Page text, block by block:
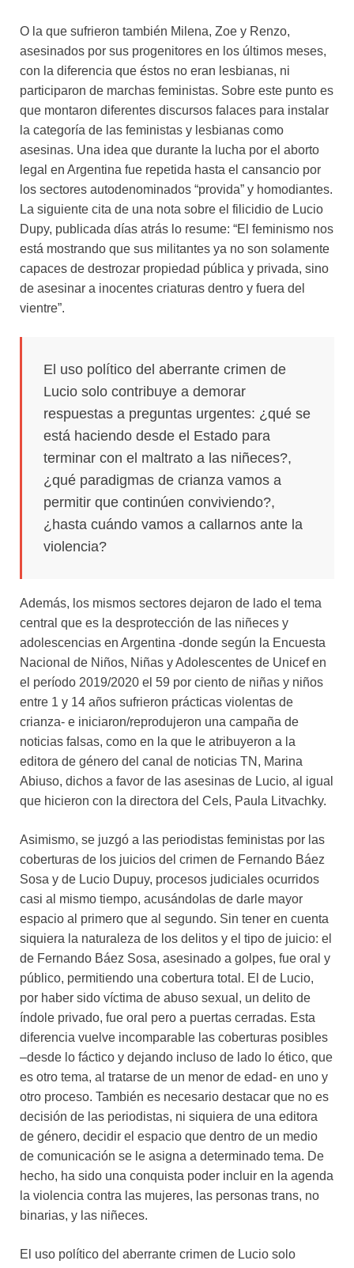
O la que sufrieron también Milena, Zoe y Renzo,
asesinados por sus progenitores en los últimos meses,
con la diferencia que éstos no eran lesbianas, ni
participaron de marchas feministas. Sobre este punto es
que montaron diferentes discursos falaces para instalar
la categoría de las feministas y lesbianas como
asesinas. Una idea que durante la lucha por el aborto
legal en Argentina fue repetida hasta el cansancio por
los sectores autodenominados “provida” y homodiantes.
La siguiente cita de una nota sobre el filicidio de Lucio
Dupy, publicada días atrás lo resume: “El feminismo nos
está mostrando que sus militantes ya no son solamente
capaces de destrozar propiedad pública y privada, sino
de asesinar a inocentes criaturas dentro y fuera del
vientre”.
El uso político del aberrante crimen de
Lucio solo contribuye a demorar
respuestas a preguntas urgentes: ¿qué se
está haciendo desde el Estado para
terminar con el maltrato a las niñeces?,
¿qué paradigmas de crianza vamos a
permitir que continúen conviviendo?,
¿hasta cuándo vamos a callarnos ante la
violencia?
Además, los mismos sectores dejaron de lado el tema
central que es la desprotección de las niñeces y
adolescencias en Argentina -donde según la Encuesta
Nacional de Niños, Niñas y Adolescentes de Unicef en
el período 2019/2020 el 59 por ciento de niñas y niños
entre 1 y 14 años sufrieron prácticas violentas de
crianza- e iniciaron/reprodujeron una campaña de
noticias falsas, como en la que le atribuyeron a la
editora de género del canal de noticias TN, Marina
Abiuso, dichos a favor de las asesinas de Lucio, al igual
que hicieron con la directora del Cels, Paula Litvachky.
Asimismo, se juzgó a las periodistas feministas por las
coberturas de los juicios del crimen de Fernando Báez
Sosa y de Lucio Dupuy, procesos judiciales ocurridos
casi al mismo tiempo, acusándolas de darle mayor
espacio al primero que al segundo. Sin tener en cuenta
siquiera la naturaleza de los delitos y el tipo de juicio: el
de Fernando Báez Sosa, asesinado a golpes, fue oral y
público, permitiendo una cobertura total. El de Lucio,
por haber sido víctima de abuso sexual, un delito de
índole privado, fue oral pero a puertas cerradas. Esta
diferencia vuelve incomparable las coberturas posibles
–desde lo fáctico y dejando incluso de lado lo ético, que
es otro tema, al tratarse de un menor de edad- en uno y
otro proceso. También es necesario destacar que no es
decisión de las periodistas, ni siquiera de una editora
de género, decidir el espacio que dentro de un medio
de comunicación se le asigna a determinado tema. De
hecho, ha sido una conquista poder incluir en la agenda
la violencia contra las mujeres, las personas trans, no
binarias, y las niñeces.
El uso político del aberrante crimen de Lucio solo